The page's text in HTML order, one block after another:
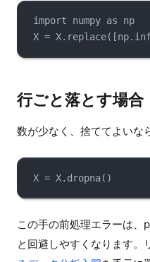
import numpy as np
X = X. replace
行ごと落とす場合
数が少なく、捨ててよいな
X = X. dropna()
この手の前処理エラーは
と回避しやすくなります。